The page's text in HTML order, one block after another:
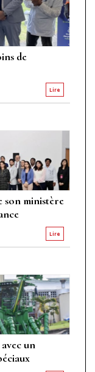
de
Lire
son ministère
Lire
un